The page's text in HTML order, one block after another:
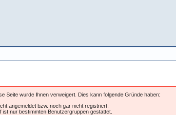
Seite wurde Ihnen verweigert. Dies kann folgende Gründe haben:
angemeldet bzw. noch gar nicht registriert.
ist nur bestimmten Benutzergruppen gestattet.